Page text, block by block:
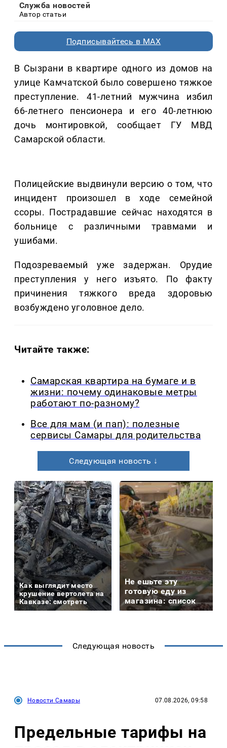
Служба новостей
Автор статьи
Подписывайтесь в MAX
В Сызрани в квартире одного из домов на
улице Камчатской было совершено тяжкое
преступление. 41-летний мужчина избил
66-летнего пенсионера и его 40-летнюю
дочь монтировкой, сообщает ГУ МВД
Самарской области.
Полицейские выдвинули версию о том, что
инцидент произошел в ходе семейной
ссоры. Пострадавшие сейчас находятся в
больнице с различными травмами и
ушибами.
Подозреваемый уже задержан. Орудие
преступления у него изъято. По факту
причинения тяжкого вреда здоровью
возбуждено уголовное дело.
Читайте также:
Самарская квартира на бумаге и в
жизни: почему одинаковые метры
работают по-разному?
Все для мам (и пап): полезные
сервисы Самары для родительства
Следующая новость ↓
Как выглядит место
крушение вертолета на
Кавказе: смотреть
Не ешьте эту
готовую еду из
магазина: список
Следующая новость
Новости Самары 07.08.2026, 09:58
Предельные тарифы на